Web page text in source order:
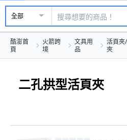
全部
酷澎首
頁
火箭跨
境
文具用
品
活頁夾
夾
二孔拱型活頁夾